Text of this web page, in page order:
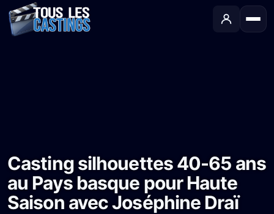
Casting silhouettes 40-65 ans
au Pays basque pour Haute
Saison avec Joséphine Draï